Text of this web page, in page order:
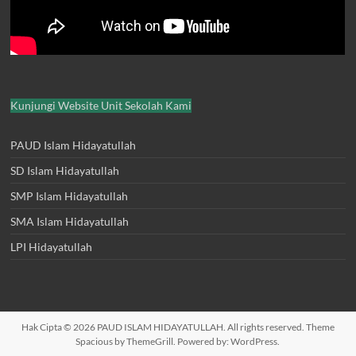
Kunjungi Website Unit Sekolah Kami
PAUD Islam Hidayatullah
SD Islam Hidayatullah
SMP Islam Hidayatullah
SMA Islam Hidayatullah
LPI Hidayatullah
Hak Cipta © 2026 PAUD ISLAM HIDAYATULLAH . All rights reserved. Theme
Spacious by ThemeGrill. Powered by:WordPress